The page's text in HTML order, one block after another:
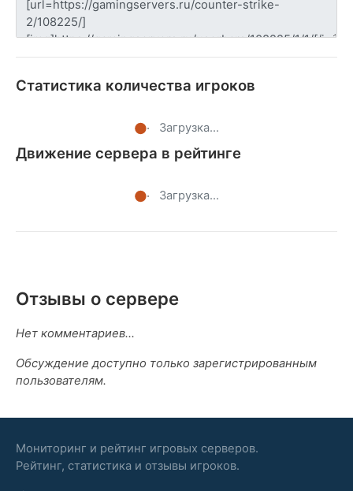
Статистика количества игроков
Загрузка...
Движение сервера в рейтинге
Загрузка...
Отзывы о сервере
Нет комментариев...
Обсуждение доступно только зарегистрированным
пользователям.
Мониторинг и рейтинг игровых серверов.
Рейтинг, статистика и отзывы игроков.